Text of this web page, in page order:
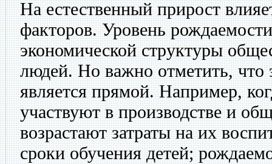
На естественный прирост
факторов. Уровень
экономической структуры
людей. Но важно отметить, что
является прямой. Например,
участвуют в производстве и
возрастают затраты на их
сроки обучения детей;